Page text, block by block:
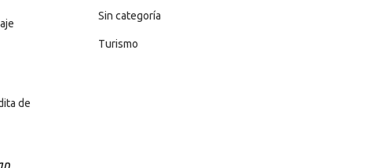
de
Sin categoría
Turismo